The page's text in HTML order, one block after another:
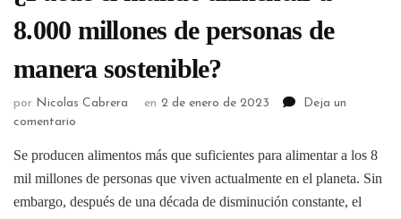
8.000 millones de personas de
manera sostenible?
por Nicolas Cabrera en 2 de enero de 2023
Deja un
comentario
Se producen alimentos más que suficientes para alimentar a los 8
mil millones de personas que viven actualmente en el planeta. Sin
embargo, después de una década de disminución constante, el